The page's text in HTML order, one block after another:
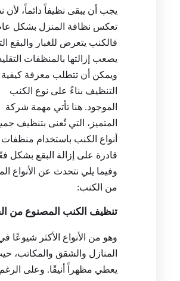
يجب أن يبقى نظيفاً دائماً، لأن
تعكس نظافة المنزل بشكل
فالكنب يتعرض للغبار والبقع
يصعب إزالتها بالمنظفات
ويمكن أن تتطلب معرفة كيفية
التنظيف بناءً على نوع الكنب
الموجود. هنا تأتي مهمة شركة
المتميز، التي تُعنى بتنظيف
أنواع الكنب باستخدام منظفات
قادرة على إزالة البقع بشكل
وفيما يلي نتحدث عن الأنواع
من الكنب:
تنظيف الكنب المصنوع من
وهو من الأنواع الأكثر شيوعًا
المنازل والشقق والمكاتب،
يعطي مظهراً أنيقًا. وعلى